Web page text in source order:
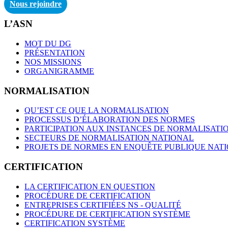
Nous rejoindre
L’ASN
MOT DU DG
PRÉSENTATION
NOS MISSIONS
ORGANIGRAMME
NORMALISATION
QU’EST CE QUE LA NORMALISATION
PROCESSUS D’ÉLABORATION DES NORMES
PARTICIPATION AUX INSTANCES DE
SECTEURS DE NORMALISATION NATIONAL
PROJETS DE NORMES EN ENQUÊTE PUBLIQUE
CERTIFICATION
LA CERTIFICATION EN QUESTION
PROCÉDURE DE CERTIFICATION
ENTREPRISES CERTIFIÉES NS - QUALITÉ
PROCÉDURE DE CERTIFICATION SYSTÈME
CERTIFICATION SYSTÈME